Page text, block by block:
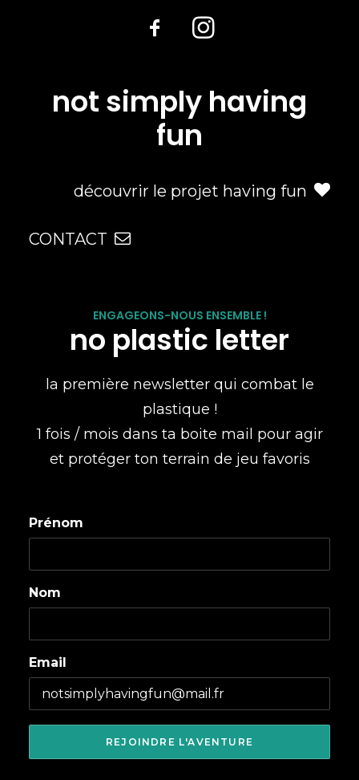
not simply having
fun
découvrir le projet having fun
CONTACT
ENGAGEONS-NOUS ENSEMBLE !
no plastic letter
la première newsletter qui combat le
plastique !
1 fois / mois dans ta boite mail pour agir
et protéger ton terrain de jeu favoris
Prénom
Nom
Email